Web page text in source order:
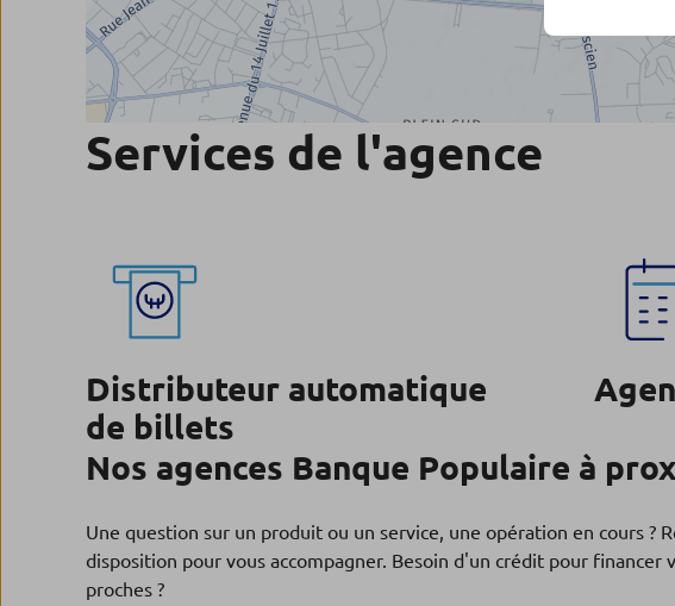
Services de l'agence
Distributeur automatique
de billets
Nos agences Banque Populaire à
Une question sur un produit ou un service, une opération en cours ?
disposition pour vous accompagner. Besoin d'un crédit pour
proches ?